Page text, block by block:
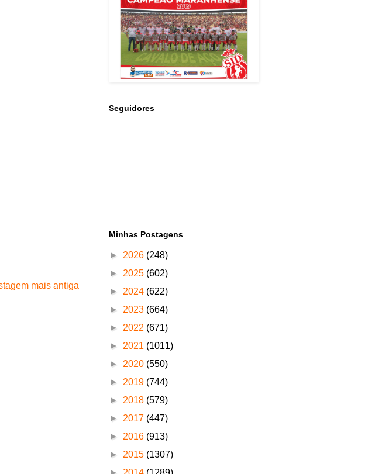
mais antiga
Seguidores
Minhas Postagens
► 2026 (248)
► 2025 (602)
► 2024 (622)
► 2023 (664)
► 2022 (671)
► 2021 (1011)
► 2020 (550)
► 2019 (744)
► 2018 (579)
► 2017 (447)
► 2016 (913)
► 2015 (1307)